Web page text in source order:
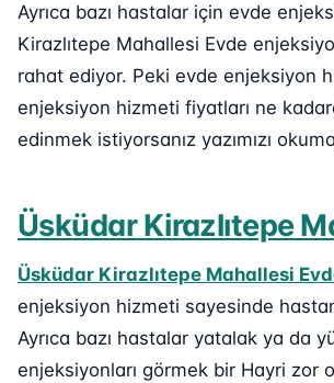
Ayrıca bazı hastalar için evde
Kirazlıtepe Mahallesi Evde
rahat ediyor. Peki evde enjeksiyon
enjeksiyon hizmeti fiyatları ne
edinmek istiyorsanız yazımızı
Üsküdar Kirazlıtepe
Üsküdar Kirazlıtepe Mahallesi
enjeksiyon hizmeti sayesinde
Ayrıca bazı hastalar yatalak ya da
enjeksiyonları görmek bir Hayri